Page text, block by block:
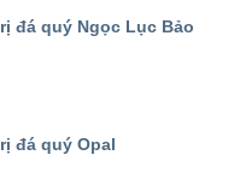
đá quý Ngọc Lục Bảo
đá quý Opal